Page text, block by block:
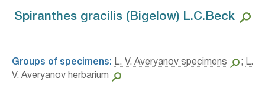
Spiranthes gracilis (Bigelow) L.C.Beck⁣
Groups of specimens: L. V. Averyanov specimens ; L.
V. Averyanov herbarium